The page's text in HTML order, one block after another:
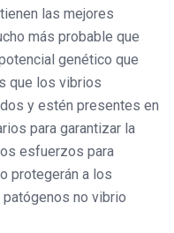
las mejores
más probable que
genético que
que los vibrios
y estén presentes en
para garantizar la
esfuerzos para
protegerán a los
no vibrio